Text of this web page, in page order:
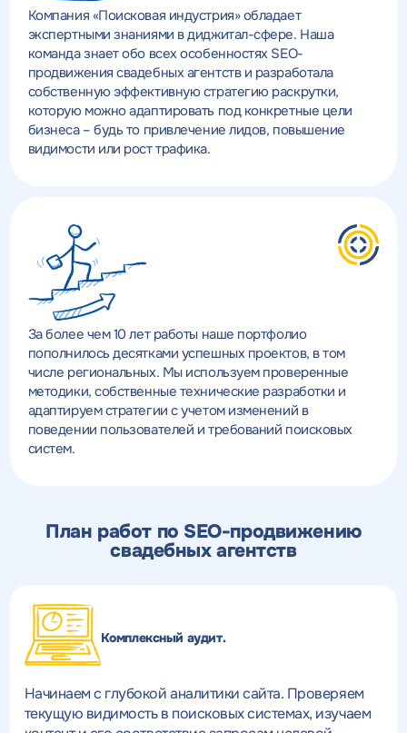
Компания «Поисковая индустрия» обладает
экспертными знаниями в диджитал-сфере. Наша
команда знает обо всех особенностях SEO-
продвижения свадебных агентств и разработала
собственную эффективную стратегию раскрутки,
которую можно адаптировать под конкретные цели
бизнеса – будь то привлечение лидов, повышение
видимости или рост трафика.
За более чем 10 лет работы наше портфолио
пополнилось десятками успешных проектов, в том
числе региональных. Мы используем проверенные
методики, собственные технические разработки и
адаптируем стратегии с учетом изменений в
поведении пользователей и требований поисковых
систем.
План работ по SEO-продвижению
свадебных агентств
Комплексный аудит.
Начинаем с глубокой аналитики сайта. Проверяем
текущую видимость в поисковых системах, изучаем